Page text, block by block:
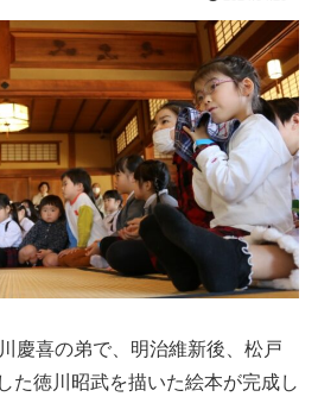
慶喜の弟で、明治維新後、松戸
た徳川昭武を描いた絵本が完成し